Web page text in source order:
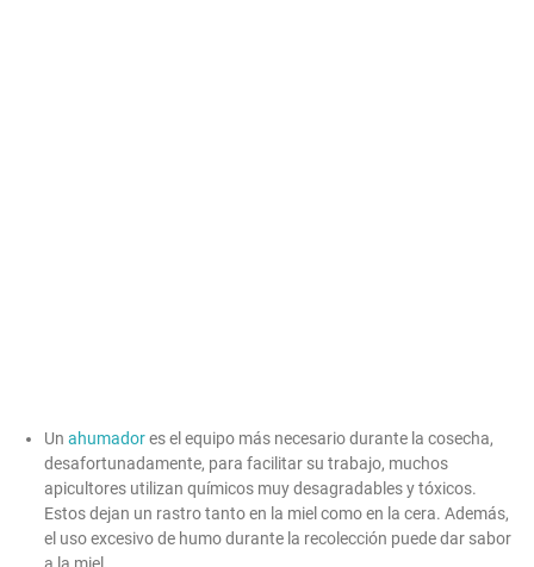
Un ahumadores el equipo más necesario durante la cosecha,
desafortunadamente, para facilitar su trabajo, muchos
apicultores utilizan químicos muy desagradables y tóxicos.
Estos dejan un rastro tanto en la miel como en la cera. Además,
el uso excesivo de humo durante la recolección puede dar sabor